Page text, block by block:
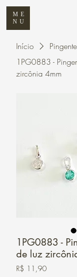
ME
NU
Início
1PG0883 -
zircônia 4mm
1PG0883 -
de luz
R$ 11,90Preço